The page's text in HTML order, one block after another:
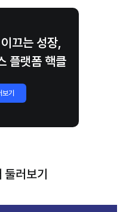
끄는 성장,
플랫폼 핵클
기
러보기